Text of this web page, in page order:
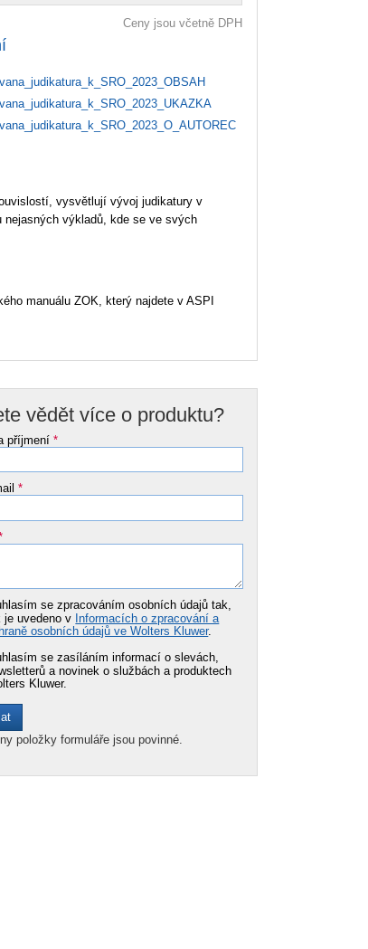
Ceny jsou včetně DPH
vysvětlují vývoj judikatury v
nejasných výkladů, kde se ve svých
manuálu ZOK, který najdete v ASPI
vědět více o produktu?
příjmení*
*
se zpracováním osobních údajů tak,
je uvedeno v Informacích o zpracování a
osobních údajů ve Wolters Kluwer.
se zasíláním informací o slevách,
a novinek o službách a produktech
Kluwer.
položky formuláře jsou povinné.